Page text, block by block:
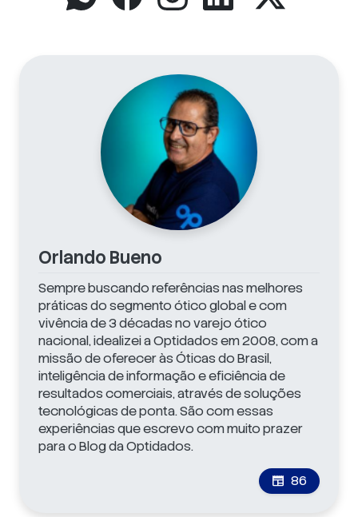
Orlando Bueno
Sempre buscando referências nas melhores
práticas do segmento ótico global e com
vivência de 3 décadas no varejo ótico
nacional, idealizei a Optidados em 2008, com a
missão de oferecer às Óticas do Brasil,
inteligência de informação e eficiência de
resultados comerciais, através de soluções
tecnológicas de ponta. São com essas
experiências que escrevo com muito prazer
para o Blog da Optidados.
newspaper 86